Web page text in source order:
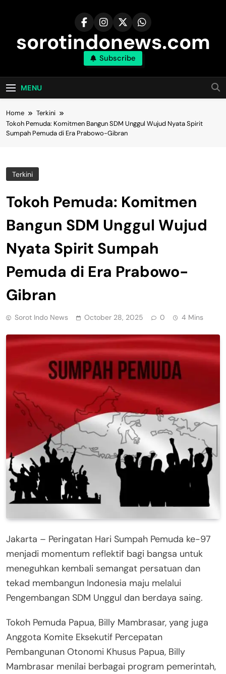
sorotindonews.com
Subscribe
MENU
Home
Terkini
Tokoh Pemuda: Komitmen Bangun SDM Unggul Wujud Nyata Spirit
Sumpah Pemuda di Era Prabowo-Gibran
Terkini
Tokoh Pemuda: Komitmen
Bangun SDM Unggul Wujud
Nyata Spirit Sumpah
Pemuda di Era Prabowo-
Gibran
Sorot Indo News October 28, 2025 0 4 Mins
Jakarta – Peringatan Hari Sumpah Pemuda ke-97
menjadi momentum reflektif bagi bangsa untuk
meneguhkan kembali semangat persatuan dan
tekad membangun Indonesia maju melalui
Pengembangan SDM Unggul dan berdaya saing.
Tokoh Pemuda Papua, Billy Mambrasar, yang juga
Anggota Komite Eksekutif Percepatan
Pembangunan Otonomi Khusus Papua, Billy
Mambrasar menilai berbagai program pemerintah,